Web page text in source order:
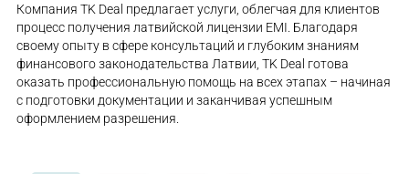
Компания TK Deal предлагает услуги, облегчая для клиентов
процесс получения латвийской лицензии EMI. Благодаря
своему опыту в сфере консультаций и глубоким знаниям
финансового законодательства Латвии, TK Deal готова
оказать профессиональную помощь на всех этапах – начиная
с подготовки документации и заканчивая успешным
оформлением разрешения.